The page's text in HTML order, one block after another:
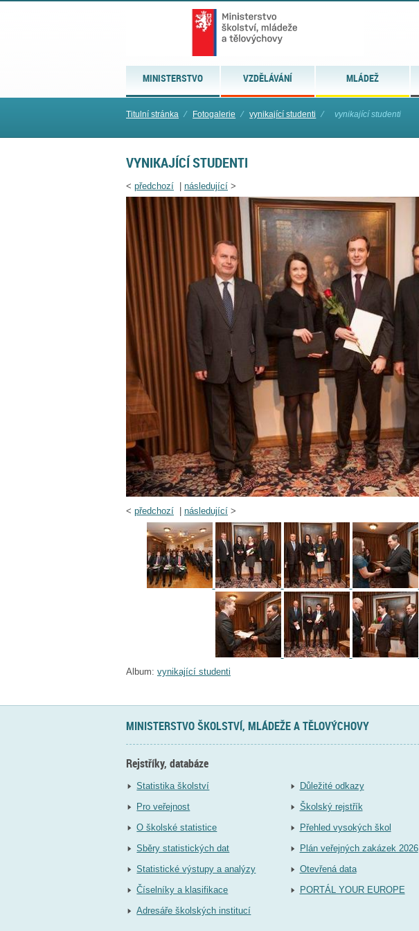
MINISTERSTVO VZDĚLÁVÁNÍ MLÁDEŽ
Titulní stránka ⁄ Fotogalerie ⁄ vynikající studenti ⁄ vynikající studenti
VYNIKAJÍCÍ STUDENTI
< předchozí následující >
< předchozí následující >
Album: vynikající studenti
MINISTERSTVO ŠKOLSTVÍ, MLÁDEŽE A TĚLOVÝCHOVY
Rejstříky, databáze
Statistika školství
Pro veřejnost
O školské statistice
Sběry statistických dat
Statistické výstupy a analýzy
Číselníky a klasifikace
Adresáře školských institucí
Důležité odkazy
Školský rejstřík
Přehled vysokých škol
Plán veřejných zakázek 2026
Otevřená data
PORTÁL YOUR EUROPE